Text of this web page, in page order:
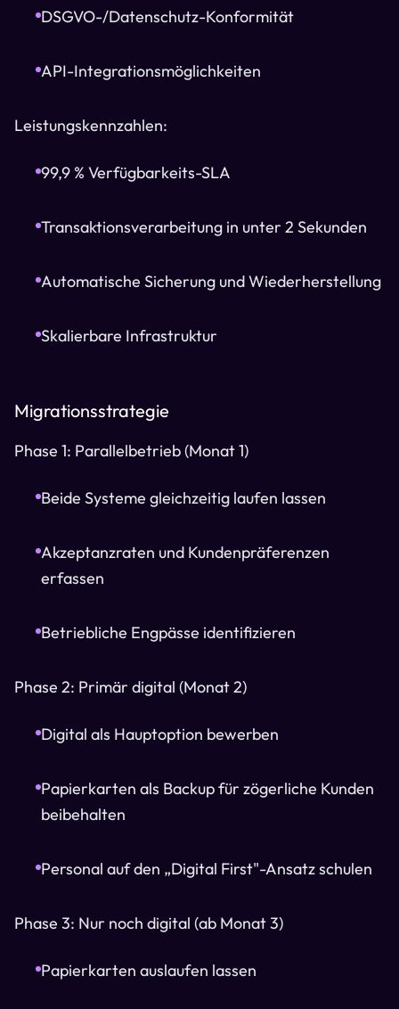
DSGVO-/Datenschutz-Konformität
API-Integrationsmöglichkeiten
Leistungskennzahlen:
99,9 % Verfügbarkeits-SLA
Transaktionsverarbeitung in unter 2 Sekunden
Automatische Sicherung und Wiederherstellung
Skalierbare Infrastruktur
Migrationsstrategie
Phase 1: Parallelbetrieb (Monat 1)
Beide Systeme gleichzeitig laufen lassen
Akzeptanzraten und Kundenpräferenzen
erfassen
Betriebliche Engpässe identifizieren
Phase 2: Primär digital (Monat 2)
Digital als Hauptoption bewerben
Papierkarten als Backup für zögerliche Kunden
beibehalten
Personal auf den „Digital First"-Ansatz schulen
Phase 3: Nur noch digital (ab Monat 3)
Papierkarten auslaufen lassen